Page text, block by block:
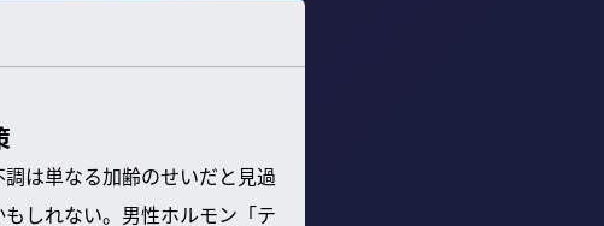
は単なる加齢のせいだと見過
しれない。男性ホルモン「テ